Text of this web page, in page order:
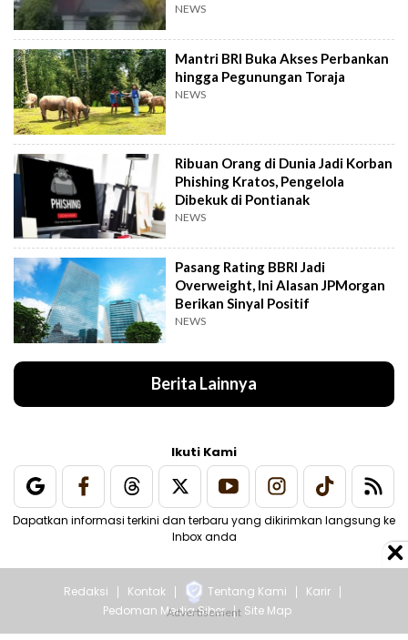
NEWS
Mantri BRI Buka Akses Perbankan
hingga Pegunungan Toraja
NEWS
Ribuan Orang di Dunia Jadi Korban
Phishing Kratos, Pengelola
Dibekuk di Pontianak
NEWS
Pasang Rating BBRI Jadi
Overweight, Ini Alasan JPMorgan
Berikan Sinyal Positif
NEWS
Berita Lainnya
Ikuti Kami
Dapatkan informasi terkini dan terbaru yang dikirimkan langsung ke
Inbox anda
Redaksi Kontak Tentang Kami
Karir
Pedoman Media Siber
Site Map